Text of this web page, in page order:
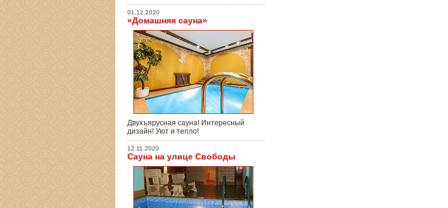
01.12.2020
«Домашняя сауна»
Двухъярусная сауна! Интересный
дизайн! Уют и тепло!
12.11.2020
Сауна на улице Свободы